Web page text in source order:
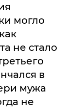
могло
не стало
в
мужа
не